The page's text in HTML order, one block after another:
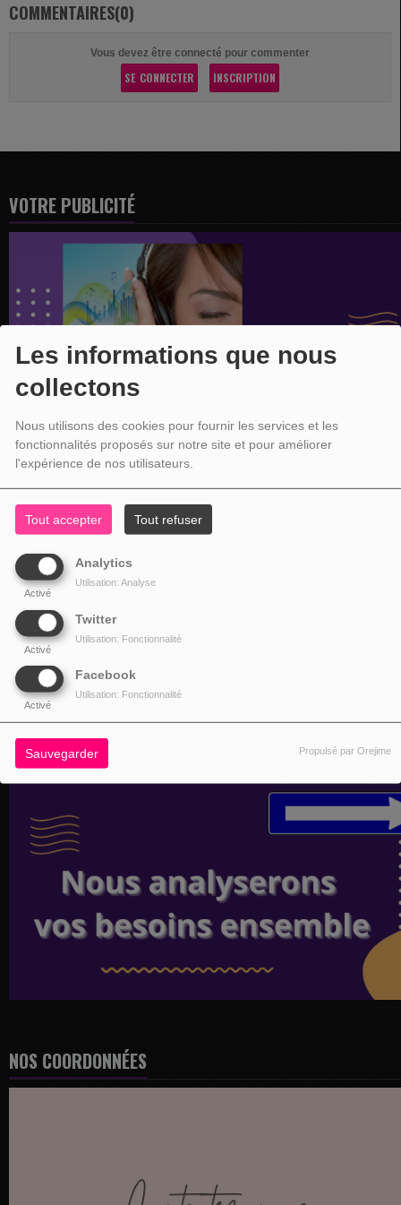
Les informations que nous
collectons
Nous utilisons des cookies pour fournir les services et les
fonctionnalités proposés sur notre site et pour améliorer
l'expérience de nos utilisateurs.
Tout accepter Tout refuser
Analytics
Activé
Utilisation: Analyse
Twitter
Activé
Utilisation: Fonctionnalité
Facebook
Activé
Utilisation: Fonctionnalité
Sauvegarder Propulsé par Orejime
COMMENTAIRES(0)
Vous devez être connecté pour commenter
SE CONNECTER INSCRIPTION
VOTRE PUBLICITÉ
NOS COORDONNÉES